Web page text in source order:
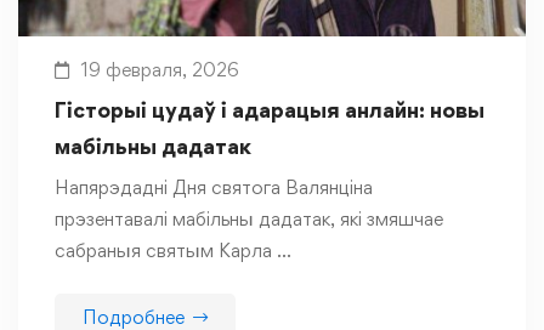
19 февраля, 2026
Гісторыі цудаў і адарацыя анлайн: новы
мабільны дадатак
Напярэдадні Дня святога Валянціна
прэзентавалі мабільны дадатак, які змяшчае
сабраныя святым Карла …
Подробнее